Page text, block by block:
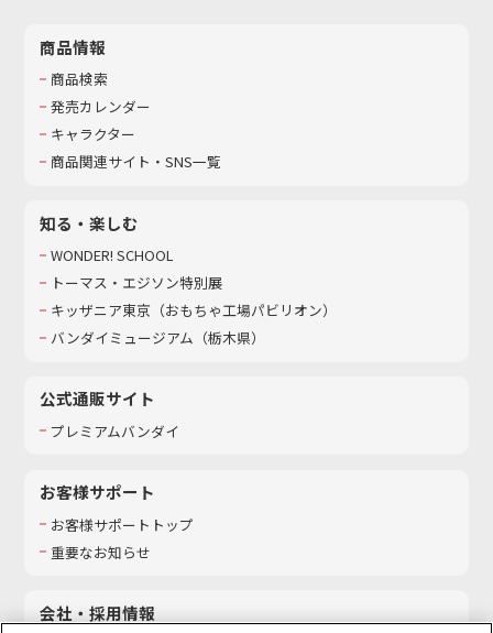
商品情報
商品検索
発売カレンダー
キャラクター
商品関連サイト・SNS一覧
知る・楽しむ
WONDER! SCHOOL
トーマス・エジソン特別展
キッザニア東京（おもちゃ工場パビリオン）​
バンダイミュージアム（栃木県）
公式通販サイト
プレミアムバンダイ
お客様サポート
お客様サポートトップ
重要なお知らせ
会社・採用情報